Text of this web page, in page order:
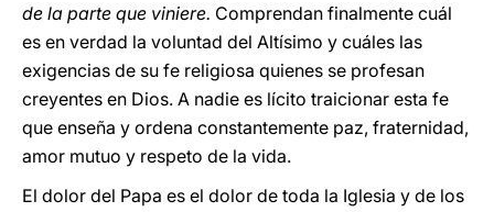
de la parte que viniere. Comprendan finalmente cuál
es en verdad la voluntad del Altísimo y cuáles las
exigencias de su fe religiosa quienes se profesan
creyentes en Dios. A nadie es lícito traicionar esta fe
que enseña y ordena constantemente paz, fraternidad,
amor mutuo y respeto de la vida.
El dolor del Papa es el dolor de toda la Iglesia y de los